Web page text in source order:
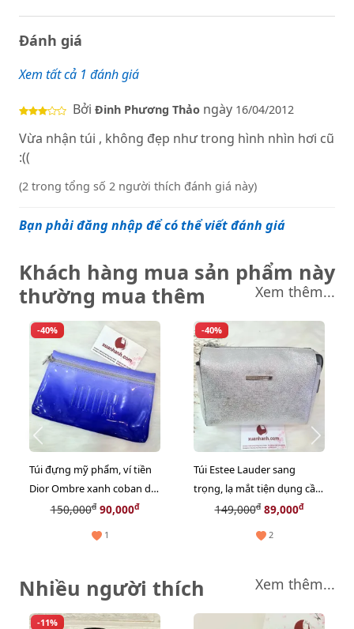
Đánh giá
Xem tất cả 1 đánh giá
Bởi Đinh Phương Thảo ngày 16/04/2012
Vừa nhận túi , không đẹp như trong hình nhìn hơi cũ
:((
(2 trong tổng số 2 người thích đánh giá này)
Bạn phải đăng nhập để có thể viết đánh giá
Khách hàng mua sản phẩm này
thường mua thêm
Xem thêm...
-40%
Túi đựng mỹ phẩm, ví tiền
Dior Ombre xanh coban dịu
mát, tiện lợi
150,000đ90,000đ
1
-40%
Túi Estee Lauder sang
trọng, lạ mắt tiện dụng cầm
tay (20x12cm)
149,000đ89,000đ
2
Nhiều người thích Xem thêm...
-11%